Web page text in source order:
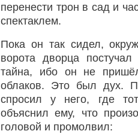
перенести трон в сад и
спектаклем.
Пока он так сидел,
ворота дворца
тайна, ибо он не
облаков. Это был дух.
спросил у него, где
объяснил ему, что
головой и промолвил: